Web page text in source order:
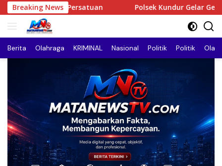
Langsung
ke
Breaking News
Persatuan Polsek Kundur Gelar Gerakan
Berita Olahraga KRIMINAL Nasional Politik Politik